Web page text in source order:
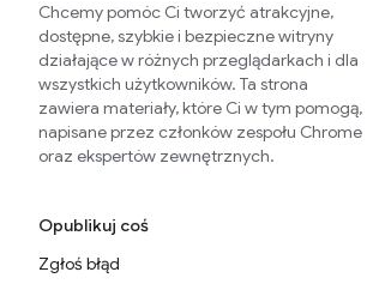
Chcemy pomóc Ci tworzyć atrakcyjne,
dostępne, szybkie i bezpieczne witryny
działające w różnych przeglądarkach i dla
wszystkich użytkowników. Ta strona
zawiera materiały, które Ci w tym pomogą,
napisane przez członków zespołu Chrome
oraz ekspertów zewnętrznych.
Opublikuj coś
Zgłoś błąd